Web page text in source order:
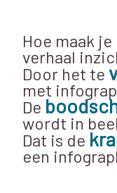
Hoe maak
verhaal
Door het te
met
De
wordt in
Dat is de
een